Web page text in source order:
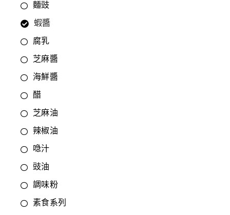
麵豉
蝦醬
腐乳
芝麻醬
海鮮醬
醋
芝麻油
辣椒油
喼汁
豉油
調味粉
素食系列